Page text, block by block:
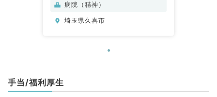
病院（精神）
埼玉県久喜市
手当/福利厚生